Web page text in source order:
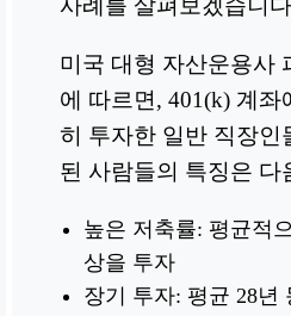
사례를 살펴보겠습니
미국 대형 자산운용사
에 따르면, 401(k) 계좌
히 투자한 일반 직장인
된 사람들의 특징은 다
높은 저축률: 평균적
상을 투자
장기 투자: 평균 28년